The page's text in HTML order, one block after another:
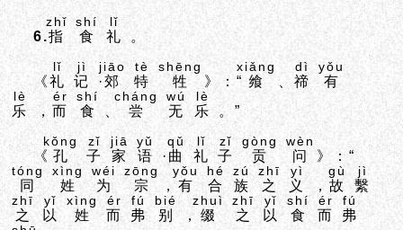
6.指
zhǐ
食
shí
礼
lǐ
。
《礼
lǐ
记
jì
·郊
jiāo
特
tè
牲
shēng
》：“ 飨
xiǎng
、禘
dì
有
yǒu
乐
lè
，而
ér
食
shí
、 尝
cháng
无
wú
乐
lè
。”
《 孔
kǒng
子
zǐ
家
jiā
语
yǔ
·曲
qǔ
礼
lǐ
子
zǐ
贡
gòng
问
wèn
》：“
同
tóng
姓
xìng
为
wéi
宗
zōng
， 有
yǒu
合
hé
族
zú
之
zhī
义
yì
，故
gù
繫
jì
之
zhī
以
yǐ
姓
xìng
而
ér
弗
fú
别
bié
， 缀
zhuì
之
zhī
以
yǐ
食
shí
而
ér
弗
fú